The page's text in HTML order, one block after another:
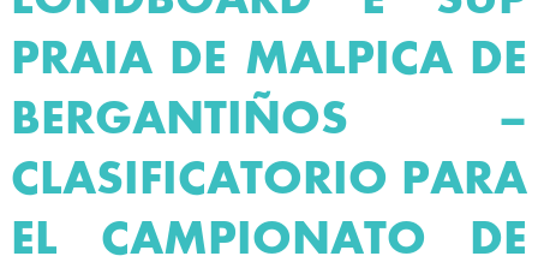
PRAIA DE MALPICA DE
BERGANTIÑOS –
CLASIFICATORIO PARA
EL CAMPIONATO DE